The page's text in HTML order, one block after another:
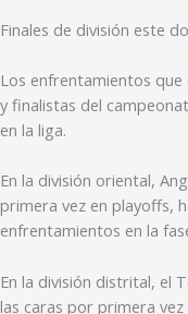
Finales de división este
Los enfrentamientos
y finalistas del
en la liga.
En la división oriental,
primera vez en playoffs,
enfrentamientos en la
En la división distrital, el
las caras por primera